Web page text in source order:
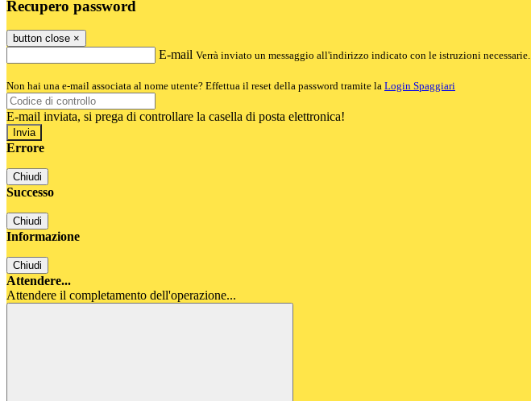
Recupero password
button close ×
E-mail Verrà inviato un messaggio all'indirizzo indicato con le istruzioni necessarie.
Non hai una e-mail associata al nome utente? Effettua il reset della password tramite la Login Spaggiari
E-mail inviata, si prega di controllare la casella di posta elettronica!
Errore
Chiudi
Successo
Chiudi
Informazione
Chiudi
Attendere...
Attendere il completamento dell'operazione...